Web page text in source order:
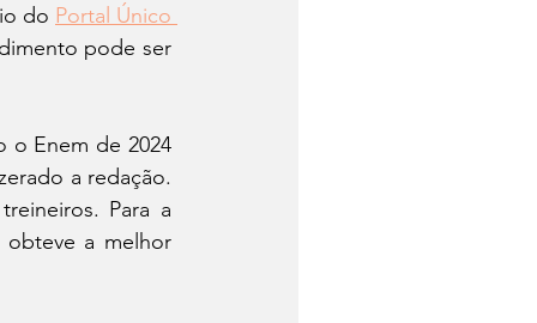
do Portal Único
pode ser
o Enem de 2024
a redação.
Para a
obteve a melhor